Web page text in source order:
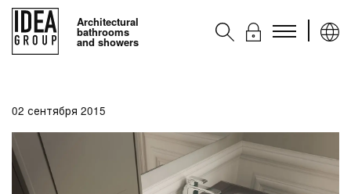
Architectural
bathrooms
and showers
Услуги
Контакты
02 сентября 2015